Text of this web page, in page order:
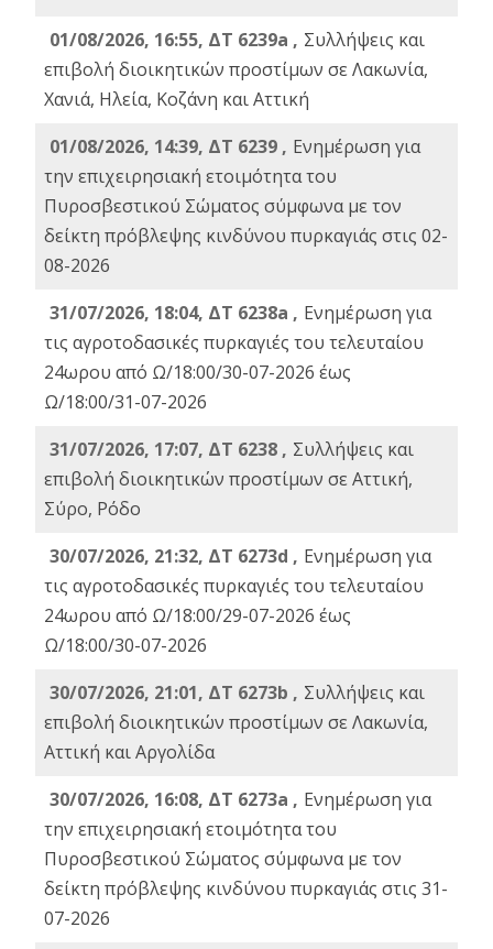
01/08/2026, 16:55, ΔΤ 6239a , Συλλήψεις και
επιβολή διοικητικών προστίμων σε Λακωνία,
Χανιά, Ηλεία, Κοζάνη και Αττική
01/08/2026, 14:39, ΔΤ 6239 , Ενημέρωση για
την επιχειρησιακή ετοιμότητα του
Πυροσβεστικού Σώματος σύμφωνα με τον
δείκτη πρόβλεψης κινδύνου πυρκαγιάς στις 02-
08-2026
31/07/2026, 18:04, ΔΤ 6238a , Ενημέρωση για
τις αγροτοδασικές πυρκαγιές του τελευταίου
24ωρου από Ω/18:00/30-07-2026 έως
Ω/18:00/31-07-2026
31/07/2026, 17:07, ΔΤ 6238 , Συλλήψεις και
επιβολή διοικητικών προστίμων σε Αττική,
Σύρο, Ρόδο
30/07/2026, 21:32, ΔΤ 6273d , Ενημέρωση για
τις αγροτοδασικές πυρκαγιές του τελευταίου
24ωρου από Ω/18:00/29-07-2026 έως
Ω/18:00/30-07-2026
30/07/2026, 21:01, ΔΤ 6273b , Συλλήψεις και
επιβολή διοικητικών προστίμων σε Λακωνία,
Αττική και Αργολίδα
30/07/2026, 16:08, ΔΤ 6273a , Ενημέρωση για
την επιχειρησιακή ετοιμότητα του
Πυροσβεστικού Σώματος σύμφωνα με τον
δείκτη πρόβλεψης κινδύνου πυρκαγιάς στις 31-
07-2026